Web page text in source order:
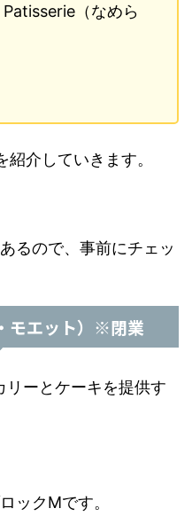
（なめら
介していきます。
るので、事前にチェッ
モエット）※閉業
リーとケーキを提供す
ックMです。